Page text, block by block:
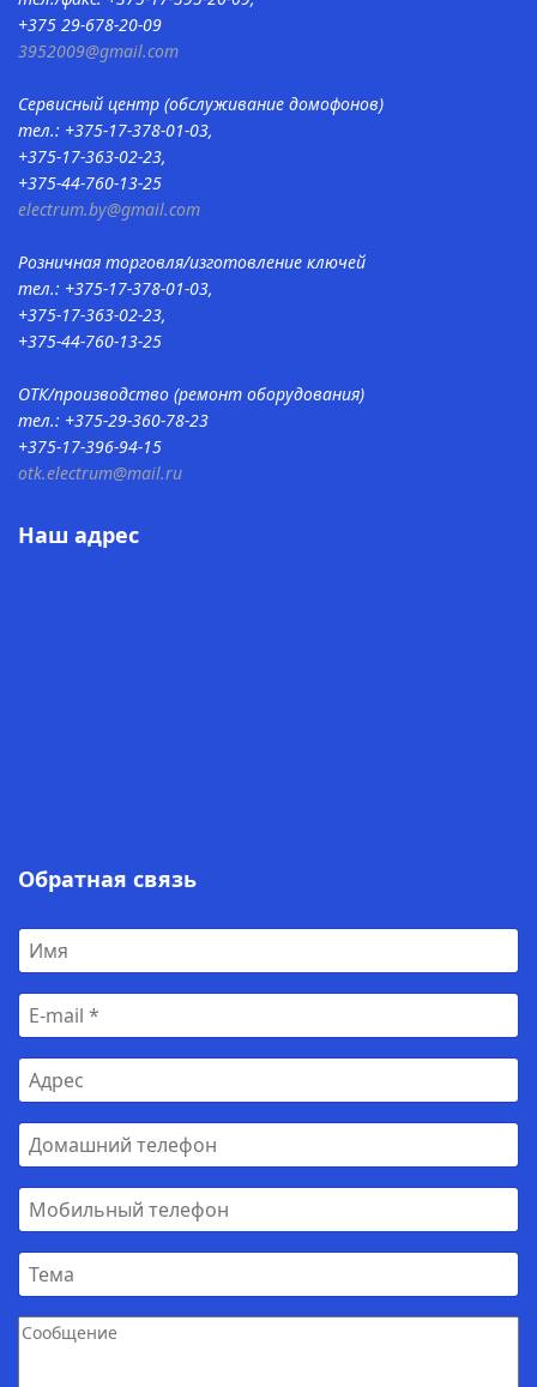
+375 29-678-20-09
3952009@gmail.com
Сервисный центр (обслуживание домофонов)
тел.: +375-17-378-01-03,
+375-17-363-02-23,
+375-44-760-13-25
electrum.by@gmail.com
Розничная торговля/изготовление ключей
тел.: +375-17-378-01-03,
+375-17-363-02-23,
+375-44-760-13-25
ОТК/производство (ремонт оборудования)
тел.: +375-29-360-78-23
+375-17-396-94-15
otk.electrum@mail.ru
Наш адрес
Обратная связь